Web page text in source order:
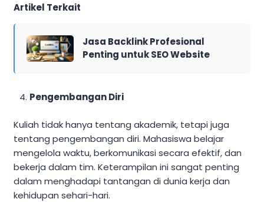
Artikel Terkait
Jasa Backlink Profesional
Penting untuk SEO Website
Pengembangan Diri
Kuliah tidak hanya tentang akademik, tetapi juga
tentang pengembangan diri. Mahasiswa belajar
mengelola waktu, berkomunikasi secara efektif, dan
bekerja dalam tim. Keterampilan ini sangat penting
dalam menghadapi tantangan di dunia kerja dan
kehidupan sehari-hari.